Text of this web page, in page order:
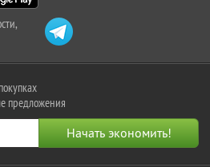
предложения